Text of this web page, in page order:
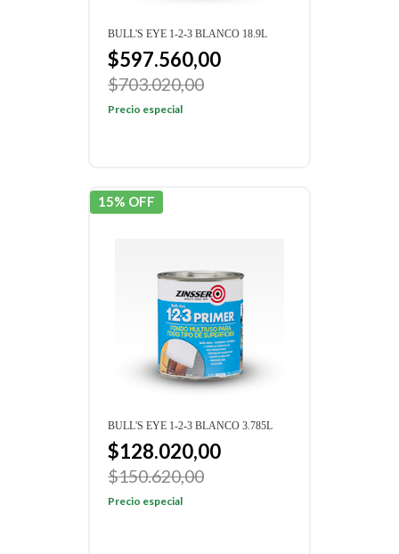
BULL'S EYE 1-2-3 BLANCO 18.9L
$597.560,00
$703.020,00
Precio especial
15% OFF
BULL'S EYE 1-2-3 BLANCO 3.785L
$128.020,00
$150.620,00
Precio especial